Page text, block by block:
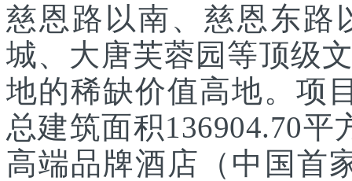
慈恩路以南、慈恩东路
城、大唐芙蓉园等顶级
地的稀缺价值高地。项
总建筑面积136904.70
高端品牌酒店（中国首